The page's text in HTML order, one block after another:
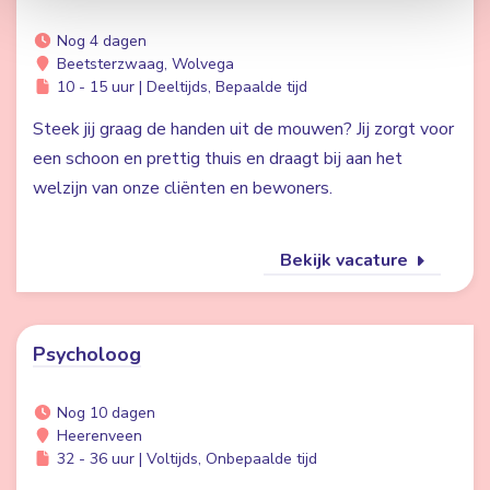
Nog 4 dagen
Beetsterzwaag, Wolvega
10 - 15 uur | Deeltijds, Bepaalde tijd
Steek jij graag de handen uit de mouwen? Jij zorgt voor
een schoon en prettig thuis en draagt bij aan het
welzijn van onze cliënten en bewoners.
Bekijk vacature
Psycholoog
Nog 10 dagen
Heerenveen
32 - 36 uur | Voltijds, Onbepaalde tijd